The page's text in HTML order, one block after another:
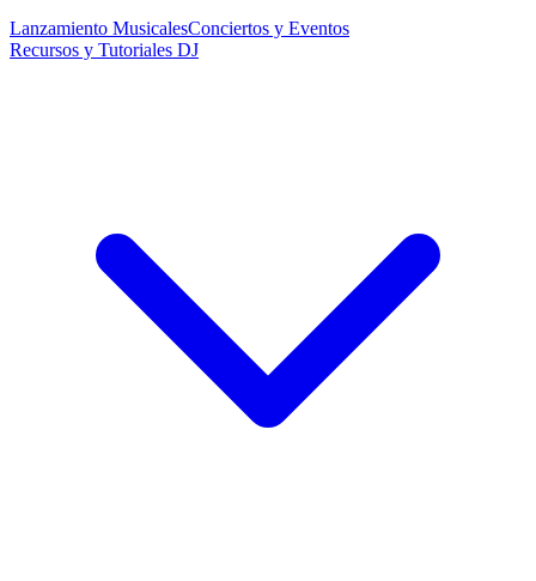
Lanzamiento MusicalesConciertos y Eventos
Recursos y Tutoriales DJ